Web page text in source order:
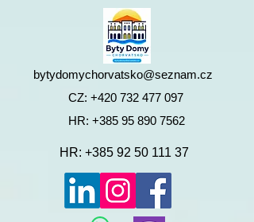
HR: +385 95 890 7562
CZ: +420 732 477 097
bytydomychorvatsko@seznam.cz
HR: +385 92 50 111 37